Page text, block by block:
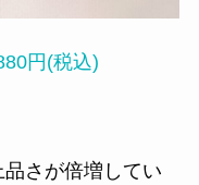
円(税込)
さが倍増してい